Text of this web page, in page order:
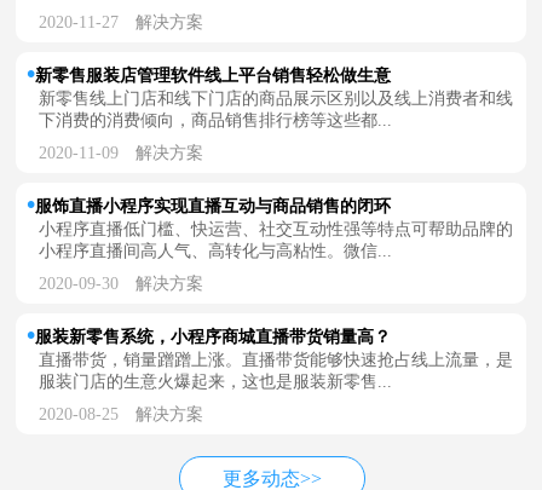
2020-11-27 解决方案
新零售服装店管理软件线上平台销售轻松做生意
新零售线上门店和线下门店的商品展示区别以及线上消费者和线
下消费的消费倾向，商品销售排行榜等这些都...
2020-11-09 解决方案
服饰直播小程序实现直播互动与商品销售的闭环
小程序直播低门槛、快运营、社交互动性强等特点可帮助品牌的
小程序直播间高人气、高转化与高粘性。微信...
2020-09-30 解决方案
服装新零售系统，小程序商城直播带货销量高？
直播带货，销量蹭蹭上涨。直播带货能够快速抢占线上流量，是
服装门店的生意火爆起来，这也是服装新零售...
2020-08-25 解决方案
更多动态>>